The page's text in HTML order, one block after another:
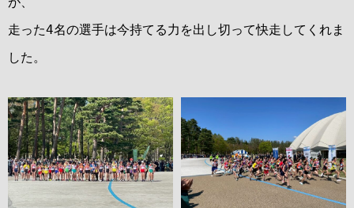
走った4名の選手は今持てる力を出し切って快走してくれま
した。